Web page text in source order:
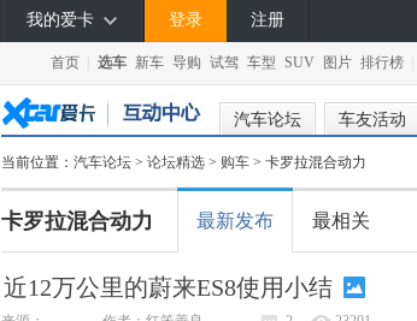
我的爱卡 登录 注册
首页 选车 新车 导购 试驾 车型 SUV 图片 排行榜
汽车论坛 车友活动
当前位置： 汽车论坛 > 论坛精选 > 购车 > 卡罗拉混合动力
卡罗拉混合动力 最新发布 最相关
近12万公里的蔚来ES8使用小结